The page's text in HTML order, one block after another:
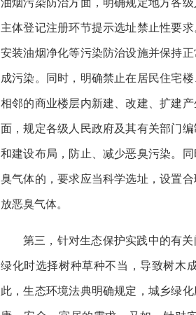
油烟污染防治方面，明确规定地方各
主体登记注册环节提示选址禁止性要
安装油烟净化等污染防治设施并保持
成污染。同时，明确禁止在居民住宅
相邻的商业楼层内新建、改建、扩建
面，规定各级人民政府及其有关部门
和建设布局，防止、减少恶臭污染。
臭气体的，要求应当科学选址，设置
放恶臭气体。
第三，针对生态保护实践中的有
绿化时选择树种草种不当，导致树木
此，生态环境法典明确规定，城乡绿